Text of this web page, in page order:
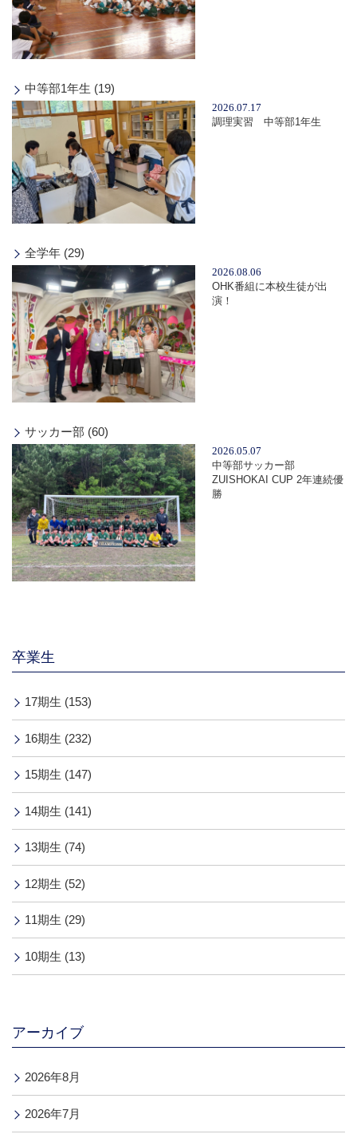
中等部1年生 (19)
2026.07.17
調理実習 中等部1年生
全学年 (29)
2026.08.06
OHK番組に本校生徒が出
演！
サッカー部 (60)
2026.05.07
中等部サッカー部
ZUISHOKAI CUP 2年連続優
勝
卒業生
17期生 (153)
16期生 (232)
15期生 (147)
14期生 (141)
13期生 (74)
12期生 (52)
11期生 (29)
10期生 (13)
アーカイブ
2026年8月
2026年7月